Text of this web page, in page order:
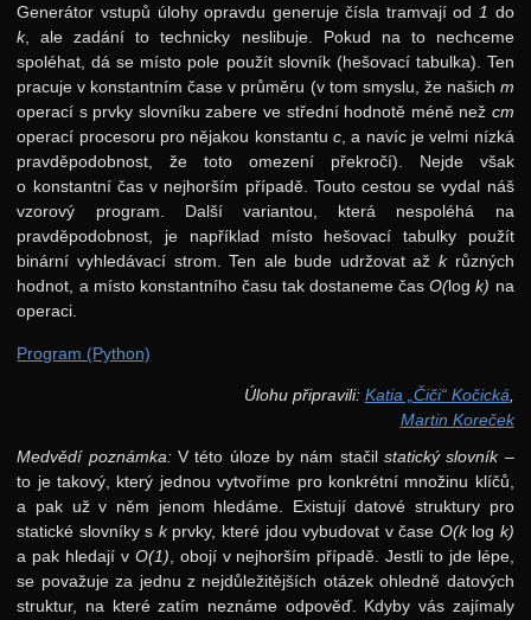
Generátor vstupů úlohy opravdu generuje čísla tramvají od1 do
k, ale zadání to technicky neslibuje. Pokud na to nechceme
spoléhat, dá se místo pole použít slovník (hešovací tabulka). Ten
pracuje v konstantním čase v průměru (v tom smyslu, že našich m
operací s prvky slovníku zabere ve střední hodnotě méně než cm
operací procesoru pro nějakou konstantu c, a navíc je velmi nízká
pravděpodobnost, že toto omezení překročí). Nejde však
o konstantní čas v nejhorším případě. Touto cestou se vydal náš
vzorový program. Další variantou, která nespoléhá na
pravděpodobnost, je například místo hešovací tabulky použít
binární vyhledávací strom. Ten ale bude udržovat ažkrůzných
hodnot, a místo konstantního času tak dostaneme časO(log k) na
operaci.
Program (Python)
Úlohu připravili: Katia „Čiči“ Kočická
Martin Koreček
Medvědí poznámka:V této úloze by nám stačil statický slovník–
to je takový, který jednou vytvoříme pro konkrétní množinu klíčů,
a pak už v něm jenom hledáme. Existují datové struktury pro
statické slovníky s kprvky, které jdou vybudovat v čase O(k log k)
a pak hledají v O(1) , obojí v nejhorším případě. Jestli to jde lépe,
se považuje za jednu z nejdůležitějších otázek ohledně datových
struktur, na které zatím neznáme odpověď. Kdyby vás zajímaly
11. ročník: 98/99
10. ročník: 97/98
9. ročník: 96/97
8. ročník: 95/96
7. ročník: 94/95
6. ročník: 93/94
5. ročník: 92/93
4. ročník: 91/92
0. ročník: 87/88
Síň slávy